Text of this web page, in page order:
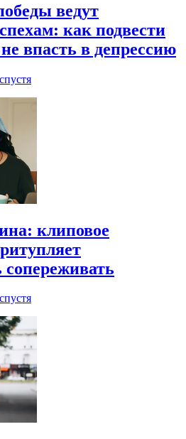
ведут
как подвести
впасть в депрессию
клиповое